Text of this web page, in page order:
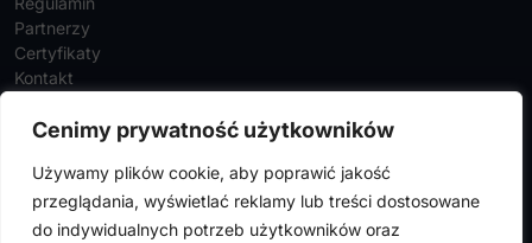
Cenimy prywatność użytkowników
Używamy plików cookie, aby poprawić jakość
przeglądania, wyświetlać reklamy lub treści dostosowane
do indywidualnych potrzeb użytkowników oraz
Partnerzy
Certyfikaty
Kontakt
Zamówienia
Adresy